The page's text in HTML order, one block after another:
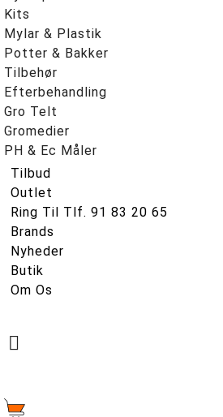
Kits
Mylar & Plastik
Potter & Bakker
Tilbehør
Efterbehandling
Gro Telt
Gromedier
PH & Ec Måler
Tilbud
Outlet
Ring Til Tlf. 91 83 20 65
Brands
Nyheder
Butik
Om Os
